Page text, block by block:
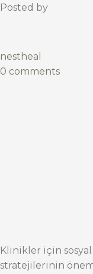
Posted by
nestheal
0 comments
Klinikler için
stratejilerinin